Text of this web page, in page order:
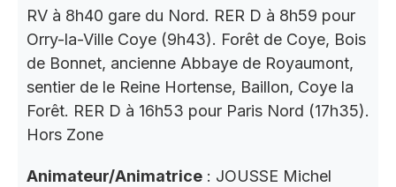
RV à 8h40 gare du Nord. RER D à 8h59 pour
Orry-la-Ville Coye (9h43). Forêt de Coye, Bois
de Bonnet, ancienne Abbaye de Royaumont,
sentier de le Reine Hortense, Baillon, Coye la
Forêt. RER D à 16h53 pour Paris Nord (17h35).
Hors Zone
Animateur/Animatrice : JOUSSE Michel